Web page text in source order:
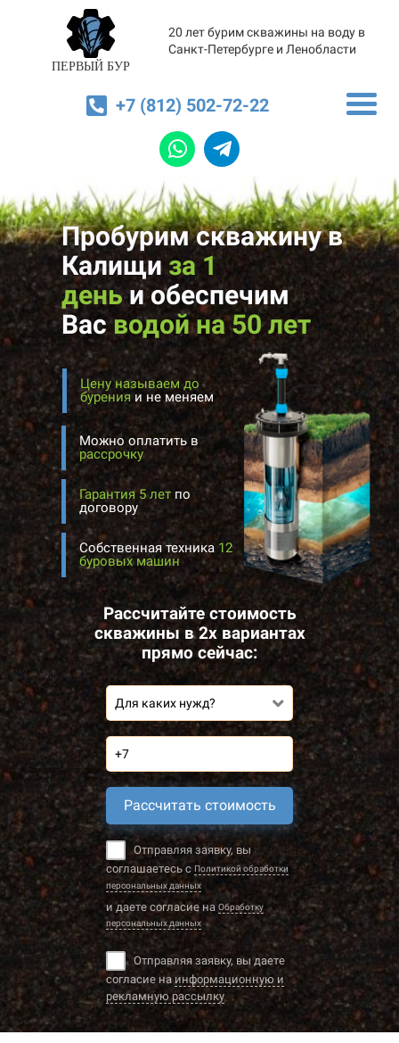
ПЕРВЫЙ БУР
20 лет бурим скважины на воду в
Санкт-Петербурге и Ленобласти
+7 (812) 502-72-22
Пробурим скважину в
Калищиза 1
деньиобеспечим
Васводой на 50 лет
Цену называем до
буренияи не меняем
Собственная техника 12
буровых машин
Можно оплатить в
рассрочку
Рассчитайте стоимость
скважины в 2х вариантах
прямо сейчас:
Для каких нужд?
Рассчитать стоимость
Отправляя заявку, вы
соглашаетесь с Политикой обработки
персональных данных
и даете согласие на Обработку
персональных данных
Отправляя заявку, вы даете
согласие наинформационную и
рекламную рассылку
Гарантия 5 лет по
договору